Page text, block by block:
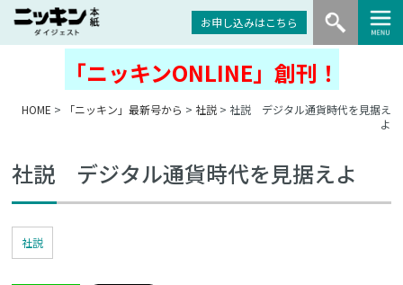
お申し込みはこちら
「ニッキンONLINE」創刊！
HOME > 「ニッキン」最新号から > 社説> 社説 デジタル通貨時代を見据え
よ
社説 デジタル通貨時代を見据えよ
社説